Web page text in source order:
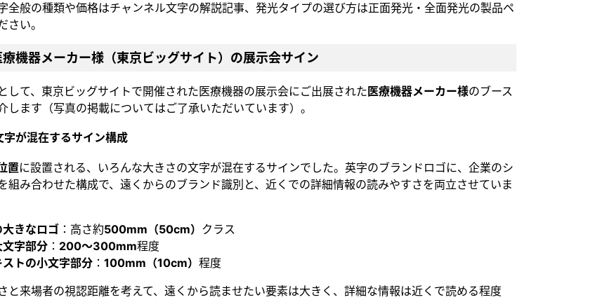
全般の種類や価格はチャンネル文字の解説記事、発光タイプの選び方は正面発光 ・ 全面発光の製品ペ
さい。
機器メーカー様（東京ビッグサイト）の展示会サイン
して、東京ビッグサイトで開催された医療機器の展示会にご出展された 医療機器メーカー様のブース
します（写真の掲載についてはご了承いただいています）。
字が混在するサイン構成
置に設置される、いろんな大きさの文字が混在するサインでした。英字のブランドロゴに、企業のシ
組み合わせた構成で、遠くからのブランド識別と、近くでの詳細情報の読みやすさを両立させていま
きなロゴ ：高さ約500mm（50cm） クラス
字部分 ： 200〜300mm程度
トの小文字部分 ： 100mm（10cm） 程度
と来場者の視認距離を考えて、遠くから読ませたい要素は大きく、詳細な情報は近くで読める程度